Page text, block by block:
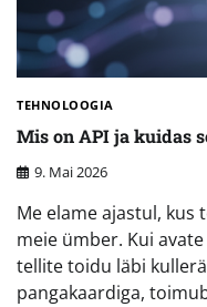
TEHNOLOOGIA
Mis on API ja kuidas
9. Mai 2026
Me elame ajastul,
meie ümber. Kui
tellite toidu läbi
pangakaardiga,